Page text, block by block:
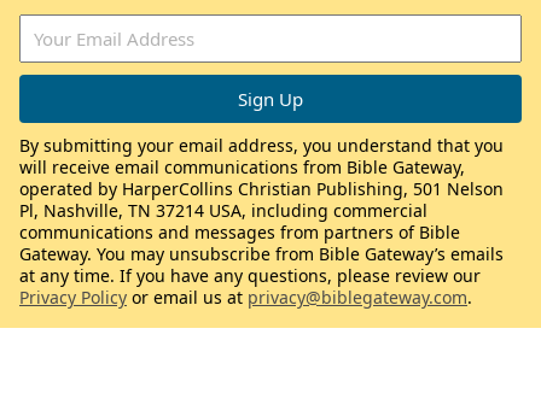
By submitting your email address, you understand that you
will receive email communications from Bible Gateway,
operated by HarperCollins Christian Publishing, 501 Nelson
Pl, Nashville, TN 37214 USA, including commercial
communications and messages from partners of Bible
Gateway. You may unsubscribe from Bible Gateway’s emails
at any time. If you have any questions, please review our
Privacy Policy or email us at privacy@biblegateway.com.